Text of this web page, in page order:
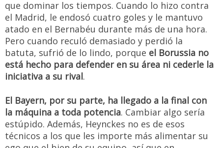
que dominar los tiempos. Cuando lo hizo contra
el Madrid, le endosó cuatro goles y le mantuvo
atado en el Bernabéu durante más de una hora.
Pero cuando reculó demasiado y perdió la
batuta, sufrió de lo lindo, porque el Borussia no
está hecho para defender en su área ni cederle la
iniciativa a su rival.
El Bayern, por su parte, ha llegado a la final con
la máquina a toda potencia. Cambiar algo sería
estúpido. Además, Heynckes no es de esos
técnicos a los que les importe más alimentar su